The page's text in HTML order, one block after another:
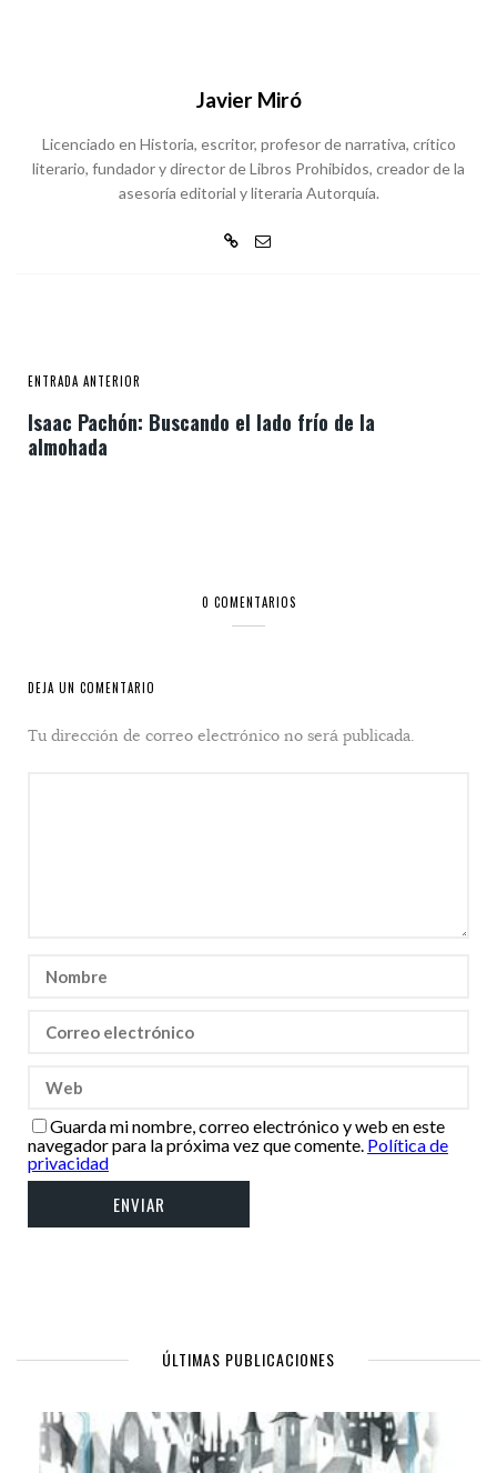
Javier Miró
Licenciado en Historia, escritor, profesor de narrativa, crítico
literario, fundador y director de Libros Prohibidos, creador de la
asesoría editorial y literaria Autorquía.
ENTRADA ANTERIOR
Isaac Pachón: Buscando el lado frío de la
almohada
0 COMENTARIOS
DEJA UN COMENTARIO
Tu dirección de correo electrónico no será publicada.
Guarda mi nombre, correo electrónico y web en este
navegador para la próxima vez que comente. Política de
privacidad
ÚLTIMAS PUBLICACIONES